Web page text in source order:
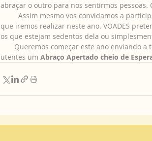
abraçar o outro para nos sentirmos pessoas.
que iremos realizar neste ano. VOADES
os que estejam sedentos dela ou
utentes um Abraço Apertado cheio de